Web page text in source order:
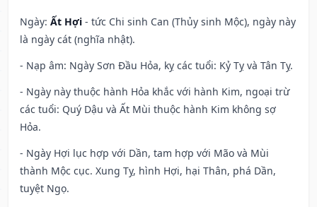
Ngày: Ất Hợi - tức Chi sinh Can (Thủy sinh Mộc), ngày này
là ngày cát (nghĩa nhật).
- Nạp âm: Ngày Sơn Đầu Hỏa, kỵ các tuổi: Kỷ Tỵ và Tân Tỵ.
- Ngày này thuộc hành Hỏa khắc với hành Kim, ngoại trừ
các tuổi: Quý Dậu và Ất Mùi thuộc hành Kim không sợ
Hỏa.
- Ngày Hợi lục hợp với Dần, tam hợp với Mão và Mùi
thành Mộc cục. Xung Tỵ, hình Hợi, hại Thân, phá Dần,
tuyệt Ngọ.